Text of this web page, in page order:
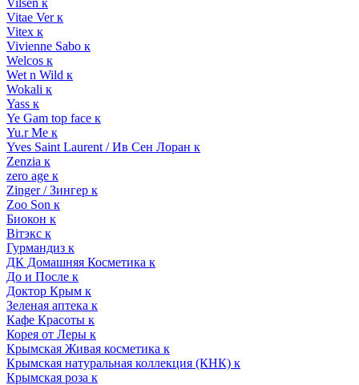
Vilsen к
Vitae Ver к
Vitex к
Vivienne Sabo к
Welcos к
Wet n Wild к
Wokali к
Yass к
Ye Gam top face к
Yu.r Me к
Yves Saint Laurent / Ив Сен Лоран к
Zenzia к
zero age к
Zinger / Зингер к
Zoo Son к
Биокон к
Вiтэкс к
Гурмандиз к
ДК Домашняя Косметика к
До и После к
Доктор Крым к
Зеленая аптека к
Кафе Красоты к
Корея от Леры к
Крымская Живая косметика к
Крымская натуральная коллекция (КНК) к
Крымская роза к